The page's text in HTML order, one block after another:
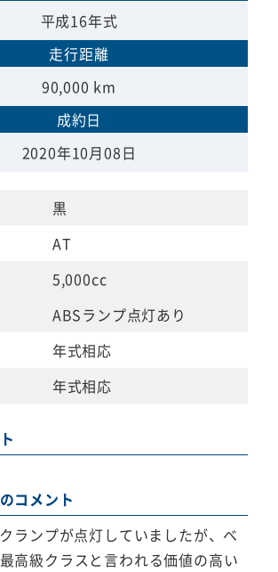
平成16年式
走行距離
90,000 km
成約日
2020年10月08日
黒
AT
5,000cc
ABSランプ点灯あり
年式相応
年式相応
コメント
ランプが点灯していましたが、ベ
高級クラスと言われる価値の高い